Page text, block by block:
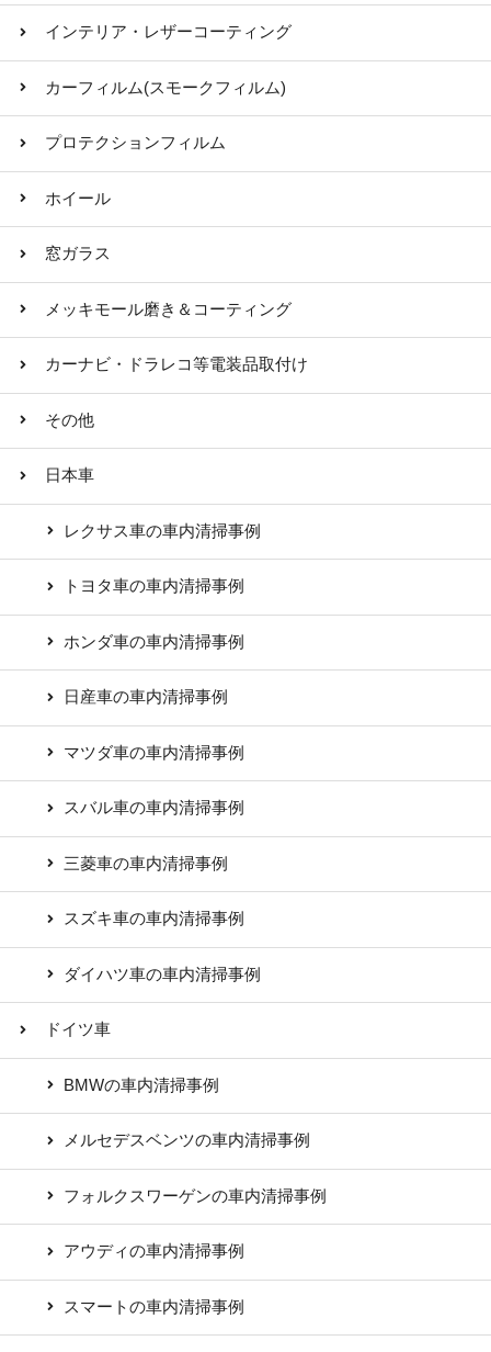
インテリア・レザーコーティング
カーフィルム(スモークフィルム)
プロテクションフィルム
ホイール
窓ガラス
メッキモール磨き＆コーティング
カーナビ・ドラレコ等電装品取付け
その他
日本車
レクサス車の車内清掃事例
トヨタ車の車内清掃事例
ホンダ車の車内清掃事例
日産車の車内清掃事例
マツダ車の車内清掃事例
スバル車の車内清掃事例
三菱車の車内清掃事例
スズキ車の車内清掃事例
ダイハツ車の車内清掃事例
ドイツ車
BMWの車内清掃事例
メルセデスベンツの車内清掃事例
フォルクスワーゲンの車内清掃事例
アウディの車内清掃事例
スマートの車内清掃事例